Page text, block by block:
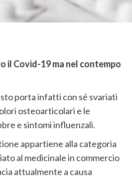
il Covid-19 ma nel contempo
porta infatti con sé svariati
osteoarticolari e le
e sintomi influenzali.
appartiene alla categoria
al medicinale in commercio
attualmente a causa